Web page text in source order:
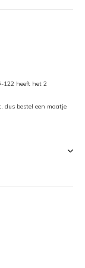
122 heeft het 2
dus bestel een maatje